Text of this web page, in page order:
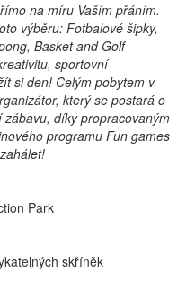
na míru Vaším přáním.
výběru: Fotbalové šipky,
Basket and Golf
sportovní
si den! Celým pobytem v
který se postará o
díky propracovaným
programu Fun games
Park
skříněk